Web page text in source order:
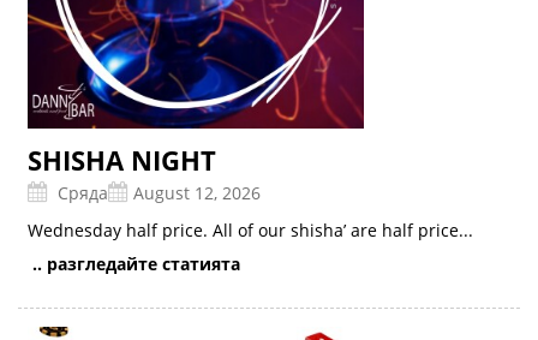
SHISHA NIGHT
Сряда
August 12, 2026
Wednesday half price. All of our shisha’ are half price...
.. разгледайте статията